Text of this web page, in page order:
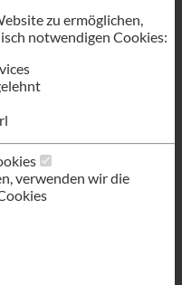
verwenden wir die